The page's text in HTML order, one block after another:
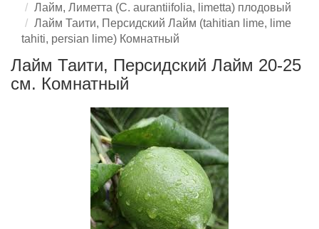
Лайм, Лиметта (C. aurantiifolia, limetta) плодовый
Лайм Таити, Персидский Лайм (tahitian lime, lime
tahiti, persian lime) Комнатный
Лайм Таити, Персидский Лайм 20-25
см. Комнатный